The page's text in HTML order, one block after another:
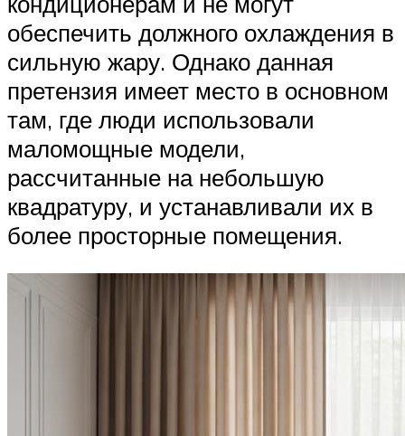
обеспечить должного охлаждения в
сильную жару. Однако данная
претензия имеет место в основном
там, где люди использовали
маломощные модели,
рассчитанные на небольшую
квадратуру, и устанавливали их в
более просторные помещения.